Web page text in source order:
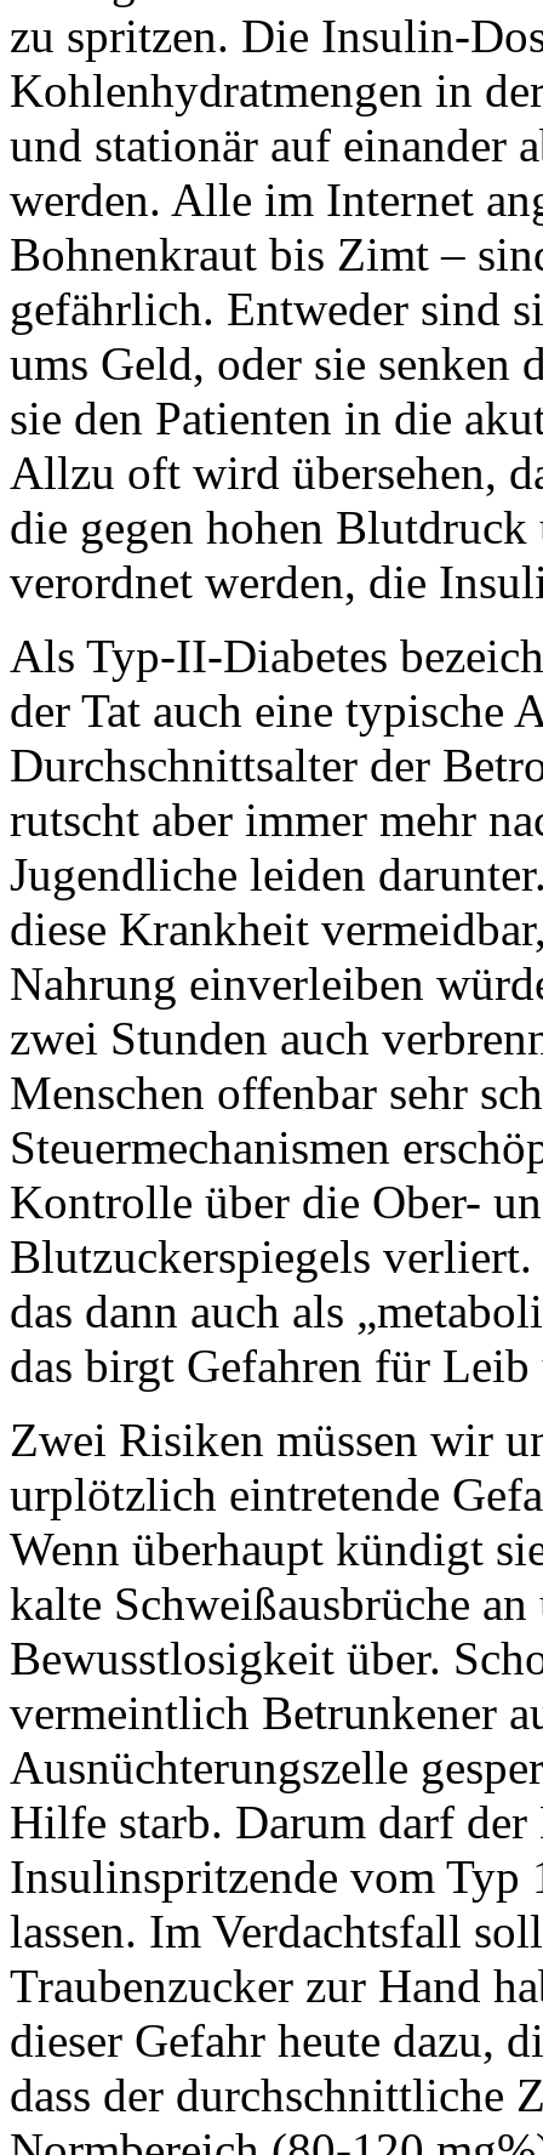
zu spritzen. Die Insulin-
Kohlenhydratmengen in
und stationär auf einander
werden. Alle im Internet
Bohnenkraut bis Zimt –
gefährlich. Entweder sind
ums Geld, oder sie senken
sie den Patienten in die
Allzu oft wird übersehen,
die gegen hohen
verordnet werden, die
Als Typ-II-Diabetes
der Tat auch eine typische
Durchschnittsalter der
rutscht aber immer mehr
Jugendliche leiden
diese Krankheit
Nahrung einverleiben
zwei Stunden auch
Menschen offenbar sehr
Steuermechanismen
Kontrolle über die Ober-
Blutzuckerspiegels
das dann auch als
das birgt Gefahren für Leib
Zwei Risiken müssen wir
urplötzlich eintretende
Wenn überhaupt kündigt
kalte Schweißausbrüche
Bewusstlosigkeit über.
vermeintlich Betrunkener
Ausnüchterungszelle
Hilfe starb. Darum darf der
Insulinspritzende vom Typ
lassen. Im Verdachtsfall
Traubenzucker zur Hand
dieser Gefahr heute dazu,
dass der durchschnittliche